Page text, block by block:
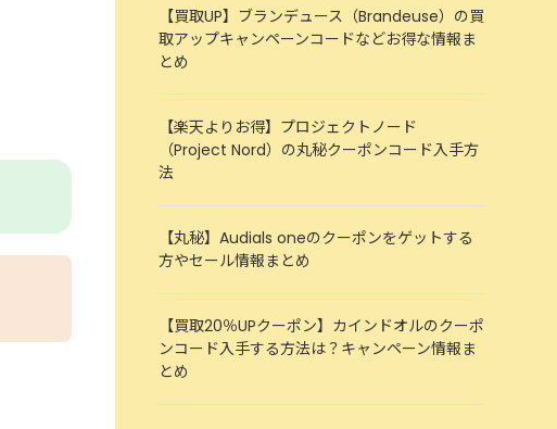
【買取UP】ブランデュース（Brandeuse）の買
取アップキャンペーンコードなどお得な情報ま
とめ
【楽天よりお得】プロジェクトノード
（Project Nord）の丸秘クーポンコード入手方
法
【丸秘】Audials oneのクーポンをゲットする
方やセール情報まとめ
【買取20％UPクーポン】カインドオルのクーポ
ンコード入手する方法は？キャンペーン情報ま
とめ